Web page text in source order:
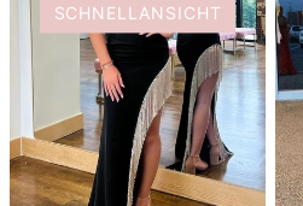
SCHNELLANSICHT